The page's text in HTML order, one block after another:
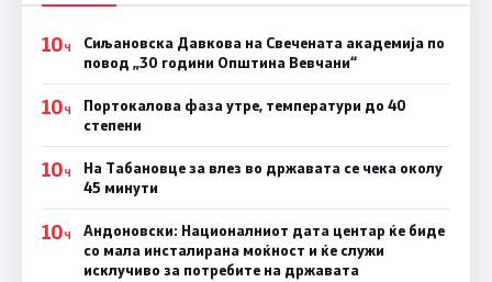
10Ч
Сиљановска Давкова на Свечената академија по
повод „30 години Општина Вевчани“
10Ч
Портокалова фаза утре, температури до 40
степени
10Ч
На Табановце за влез во државата се чека околу
45 минути
10Ч
Андоновски: Националниот дата центар ќе биде
со мала инсталирана моќност и ќе служи
исклучиво за потребите на државата